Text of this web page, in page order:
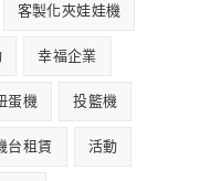
客製化夾娃娃機
幸福企業
蛋機 投籃機
台租賃 活動